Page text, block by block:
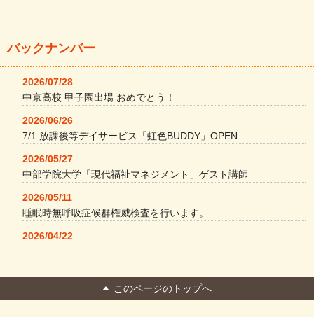
バックナンバー
2026/07/28
中京高校 甲子園出場 おめでとう！
2026/06/26
7/1 放課後等デイサービス「虹色BUDDY」OPEN
2026/05/27
中部学院大学「現代福祉マネジメント」ゲスト講師
2026/05/11
睡眠時無呼吸症候群権威検査を行います。
2026/04/22
FC Bombonera 岐阜県No.1このページのトップへ